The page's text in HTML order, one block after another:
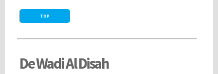
TOP
De Wadi Al Disah